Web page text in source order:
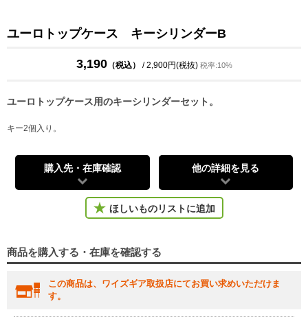
ユーロトップケース キーシリンダーB
3,190（税込） / 2,900円(税抜) 税率:10%
ユーロトップケース用のキーシリンダーセット。
キー2個入り。
購入先・在庫確認 他の詳細を見る
ほしいものリストに追加
商品を購入する・在庫を確認する
この商品は、ワイズギア取扱店にてお買い求めいただけま
す。